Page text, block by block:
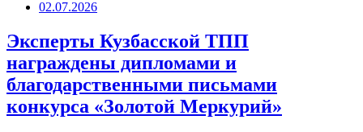
02.07.2026
Эксперты Кузбасской ТПП
награждены дипломами и
благодарственными письмами
конкурса «Золотой Меркурий»